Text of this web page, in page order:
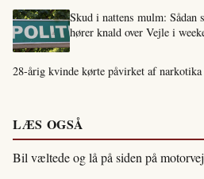
Skud i nattens mulm:
hører knald over Vejle i
28-årig kvinde kørte påvirket af
LÆS OGSÅ
Bil væltede og lå på siden på